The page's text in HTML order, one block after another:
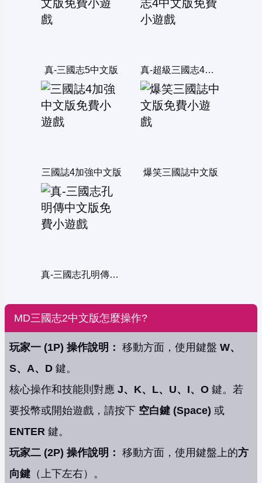
真-三國志5中文版 真-超級三國志4中文版
三國誌4加強中文版 爆笑三國誌中文版
真-三國志孔明傳中文版
MD三國志2中文版怎麼操作?
玩家一 (1P) 操作說明： 移動方面，使用鍵盤 W、
S、A、D 鍵。
核心操作和技能則對應 J、K、L、U、I、O 鍵。若
要投幣或開始遊戲，請按下 空白鍵 (Space) 或
ENTER 鍵。
玩家二 (2P) 操作說明： 移動方面，使用鍵盤上的方
向鍵 （上下左右）。